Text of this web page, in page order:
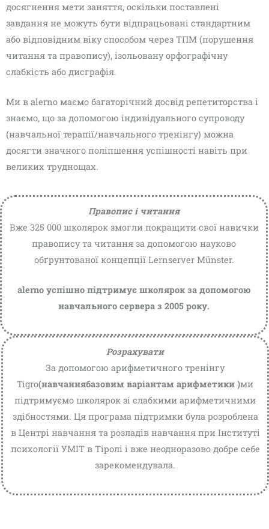
досягнення мети заняття, оскільки поставлені
завдання не можуть бути відпрацьовані стандартним
або відповідним віку способом через ТПМ (порушення
читання та правопису), ізольовану орфографічну
слабкість або дисграфія.
Ми в alerno маємо багаторічний досвід репетиторства і
знаємо, що за допомогою індивідуального супроводу
(навчальної терапії/навчального тренінгу) можна
досягти значного поліпшення успішності навіть при
великих труднощах.
Правопис і читання
Вже 325 000 школярок змогли покращити свої навички
правопису та читання за допомогою науково
обґрунтованої концепції Lernserver Münster.
alerno успішно підтримує школярок за допомогою
навчального сервера з 2005 року.
Розрахувати
За допомогою арифметичного тренінгу
Tigro(навчаннябазовим варіантам арифметики )ми
підтримуємо школярок зі слабкими арифметичними
здібностями. Ця програма підтримки була розроблена
в Центрі навчання та розладів навчання при Інституті
психології УМІТ в Тіролі і вже неодноразово добре себе
зарекомендувала.